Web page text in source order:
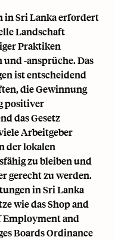
in Sri Lanka erfordert
Landschaft
Praktiken
-ansprüche. Das
ist entscheidend
die Gewinnung
positiver
das Gesetz
Arbeitgeber
der lokalen
zu bleiben und
gerecht zu werden.
in Sri Lanka
wie das Shop and
Employment and
Boards Ordinance